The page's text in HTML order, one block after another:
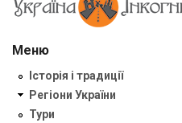
Меню
Історія і традиції
Регіони України
Тури